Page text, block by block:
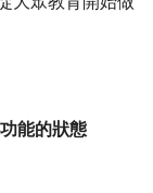
能的狀態